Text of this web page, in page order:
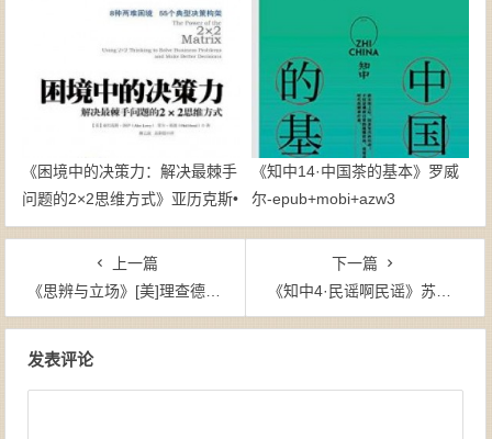
《困境中的决策力：解决最棘手
问题的2×2思维方式》亚历克斯•
洛伊-pdf
《知中14·中国茶的基本》罗威
尔-epub+mobi+azw3
上一篇
《思辨与立场》[美]理查德・保罗-epub+mobi+azw3
下一篇
《知中4·民谣啊民谣》苏静-epub+mobi+azw3
发表评论